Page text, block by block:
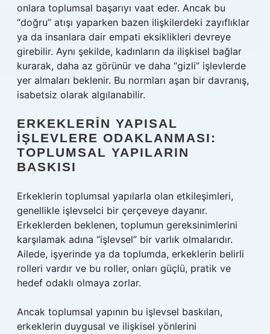
onlara toplumsal başarıyı vaat eder. Ancak bu
“doğru” atışı yaparken bazen ilişkilerdeki zayıflıklar
ya da insanlara dair empati eksiklikleri devreye
girebilir. Aynı şekilde, kadınların da ilişkisel bağlar
kurarak, daha az görünür ve daha “gizli” işlevlerde
yer almaları beklenir. Bu normları aşan bir davranış,
isabetsiz olarak algılanabilir.
ERKEKLERIN YAPISAL
İŞLEVLERE ODAKLANMASI:
TOPLUMSAL YAPILARIN
BASKISI
Erkeklerin toplumsal yapılarla olan etkileşimleri,
genellikle işlevselci bir çerçeveye dayanır.
Erkeklerden beklenen, toplumun gereksinimlerini
karşılamak adına “işlevsel” bir varlık olmalarıdır.
Ailede, işyerinde ya da toplumda, erkeklerin belirli
rolleri vardır ve bu roller, onları güçlü, pratik ve
hedef odaklı olmaya zorlar.
Ancak toplumsal yapının bu işlevsel baskıları,
erkeklerin duygusal ve ilişkisel yönlerini